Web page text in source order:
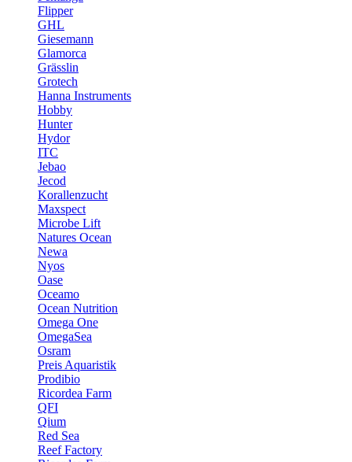
Flipper
GHL
Giesemann
Glamorca
Grässlin
Grotech
Hanna Instruments
Hobby
Hunter
Hydor
ITC
Jebao
Jecod
Korallenzucht
Maxspect
Microbe Lift
Natures Ocean
Newa
Nyos
Oase
Oceamo
Ocean Nutrition
Omega One
OmegaSea
Osram
Preis Aquaristik
Prodibio
Ricordea Farm
QFI
Qium
Red Sea
Reef Factory